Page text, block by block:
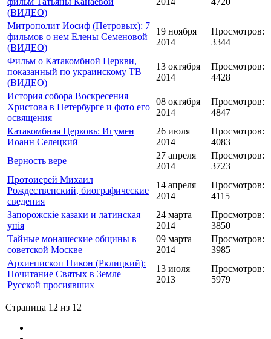
(ВИДЕО)
Митрополит Иосиф (Петровых): 7
фильмов о нем Елены Семеновой
(ВИДЕО)
19 ноября
2014
Просмотров:
3344
Фильм о Катакомбной Церкви,
показанный по украинскому ТВ
(ВИДЕО)
13 октября
2014
Просмотров:
4428
История собора Воскресения
Христова в Петербурге и фото его
освящения
08 октября
2014
Просмотров:
4847
Катакомбная Церковь: Игумен
Иоанн Селецкий
26 июля
2014
Просмотров:
4083
Верность вере
27 апреля
2014
Просмотров:
3723
Протоиерей Михаил
Рождественский, биографические
сведения
14 апреля
2014
Просмотров:
4115
Запорожскіе казаки и латинская
унія
24 марта
2014
Просмотров:
3850
Тайные монашеские общины в
советской Москве
09 марта
2014
Просмотров:
3985
Архиепископ Никон (Рклицкий):
Почитание Святых в Земле
Русской просиявших
13 июля
2013
Просмотров:
5979
Страница 12 из 12